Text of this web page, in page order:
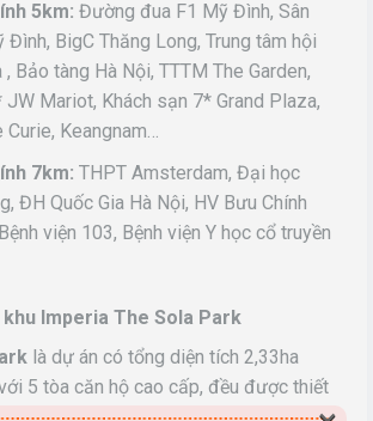
5km: Đường đua F1 Mỹ Đình, Sân
BigC Thăng Long, Trung tâm hội
Bảo tàng Hà Nội, TTTM The Garden,
JW Mariot, Khách sạn 7* Grand Plaza,
Keangnam…
7km: THPT Amsterdam, Đại học
ĐH Quốc Gia Hà Nội, HV Bưu Chính
viện 103, Bệnh viện Y học cổ truyền
Imperia The Sola Park
là dự án có tổng diện tích 2,33ha
5 tòa căn hộ cao cấp, đều được thiết
chữ U mới mật độ 30 căn/sàn, có 1